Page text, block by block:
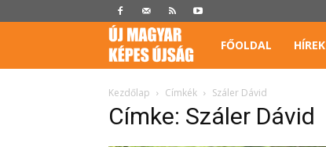
Képes
Újság
FŐOLDAL HÍREK
Kezdőlap Címkék Száler Dávid
Címke: Száler Dávid